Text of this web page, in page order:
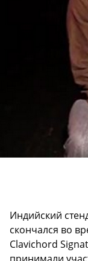
Индийский
скончался во
Clavichord